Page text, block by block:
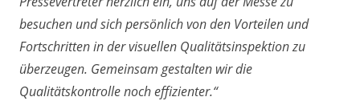
besuchen und sich persönlich von den Vorteilen und
Fortschritten in der visuellen Qualitätsinspektion zu
überzeugen. Gemeinsam gestalten wir die
Qualitätskontrolle noch effizienter.“